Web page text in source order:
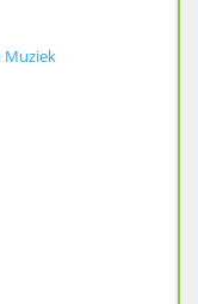
Muziek